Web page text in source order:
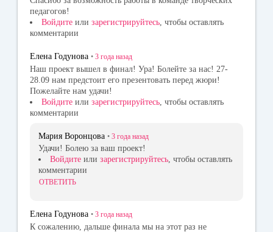
педагогов!
Войдите или зарегистрируйтесь, чтобы оставлять
комментарии
Елена Годунова • 3 года назад
Наш проект вышел в финал! Ура! Болейте за нас! 27-
28.09 нам предстоит его презентовать перед жюри!
Пожелайте нам удачи!
Войдите или зарегистрируйтесь , чтобы оставлять
комментарии
Мария Воронцова • 3 года назад
Удачи! Болею за ваш проект!
Войдите или зарегистрируйтесь, чтобы оставлять
комментарии
ОТВЕТИТЬ
Елена Годунова • 3 года назад
К сожалению, дальше финала мы на этот раз не